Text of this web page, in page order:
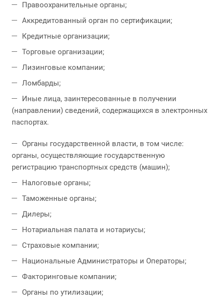
Правоохранительные органы;
Аккредитованный орган по сертификации;
Кредитные организации;
Торговые организации;
Лизинговые компании;
Ломбарды;
Иные лица, заинтересованные в получении
(направлении) сведений, содержащихся в электронных
паспортах.
Органы государственной власти, в том числе:
органы, осуществляющие государственную
регистрацию транспортных средств (машин);
Налоговые органы;
Таможенные органы;
Дилеры;
Нотариальная палата и нотариусы;
Страховые компании;
Национальные Администраторы и Операторы;
Факторинговые компании;
Органы по утилизации;